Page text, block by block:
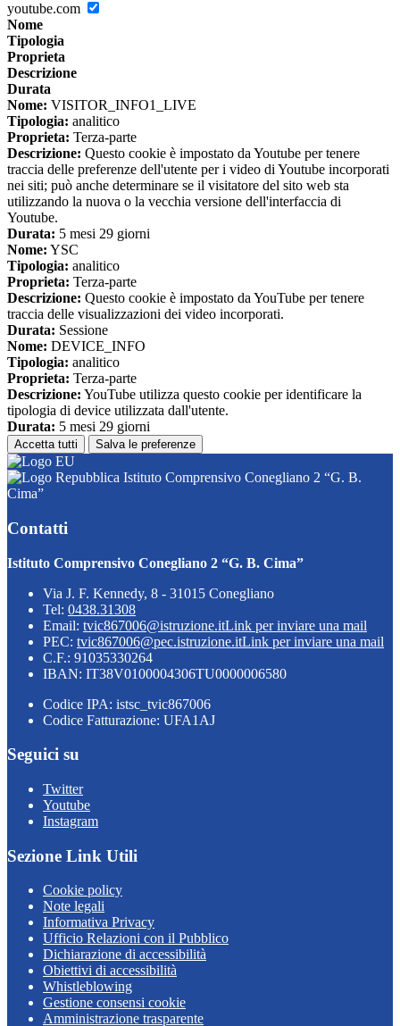
youtube.com
Nome
Tipologia
Proprieta
Descrizione
Durata
Nome: VISITOR_INFO1_LIVE
Tipologia: analitico
Proprieta: Terza-parte
Descrizione: Questo cookie è impostato da Youtube per tenere
traccia delle preferenze dell'utente per i video di Youtube incorporati
nei siti; può anche determinare se il visitatore del sito web sta
utilizzando la nuova o la vecchia versione dell'interfaccia di
Youtube.
Durata: 5 mesi 29 giorni
Nome: YSC
Tipologia: analitico
Proprieta: Terza-parte
Descrizione: Questo cookie è impostato da YouTube per tenere
traccia delle visualizzazioni dei video incorporati.
Durata: Sessione
Nome: DEVICE_INFO
Tipologia: analitico
Proprieta: Terza-parte
Descrizione: YouTube utilizza questo cookie per identificare la
tipologia di device utilizzata dall'utente.
Durata: 5 mesi 29 giorni
Accetta tutti Salva le preferenze
Istituto Comprensivo Conegliano 2 “G. B.
Cima”
Contatti
Istituto Comprensivo Conegliano 2 “G. B. Cima”
Via J. F. Kennedy, 8 - 31015 Conegliano
Tel: 0438.31308
Email: tvic867006@istruzione.itLink per inviare una mail
PEC: tvic867006@pec.istruzione.itLink per inviare una mail
C.F.: 91035330264
IBAN: IT38V0100004306TU0000006580
Codice IPA: istsc_tvic867006
Codice Fatturazione: UFA1AJ
Seguici su
Twitter
Youtube
Instagram
Sezione Link Utili
Cookie policy
Note legali
Informativa Privacy
Ufficio Relazioni con il Pubblico
Dichiarazione di accessibilità
Obiettivi di accessibilità
Whistleblowing
Gestione consensi cookie
Amministrazione trasparente